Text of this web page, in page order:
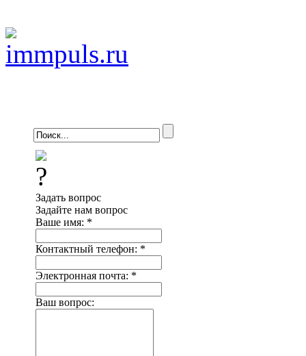
Задать вопрос
Задайте нам вопрос
Ваше имя: *
Контактный телефон: *
Электронная почта: *
Ваш вопрос: